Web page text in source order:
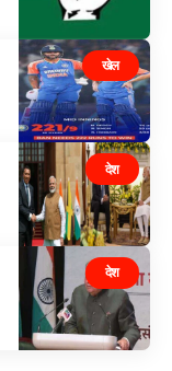
खेल
देश
देश